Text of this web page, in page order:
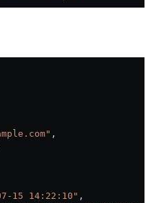
,
15 14:22:10" ,